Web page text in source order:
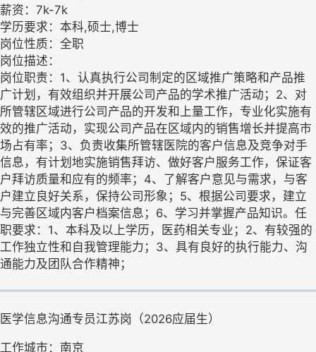
薪资：7k-7k
学历要求：本科,硕士,博士
岗位性质：全职
岗位描述：
岗位职责：1、认真执行公司制定的区域推广策略和产品推
广计划，有效组织并开展公司产品的学术推广活动；2、对
所管辖区域进行公司产品的开发和上量工作，专业化实施有
效的推广活动，实现公司产品在区域内的销售增长并提高市
场占有率；3、负责收集所管辖医院的客户信息及竞争对手
信息，有计划地实施销售拜访、做好客户服务工作，保证客
户拜访质量和应有的频率；4、了解客户意见与需求，与客
户建立良好关系，保持公司形象；5、根据公司要求，建立
与完善区域内客户档案信息；6、学习并掌握产品知识。任
职要求：1、本科及以上学历，医药相关专业；2、有较强的
工作独立性和自我管理能力；3、具有良好的执行能力、沟
通能力及团队合作精神；
医学信息沟通专员江苏岗（2026应届生）
工作城市：南京